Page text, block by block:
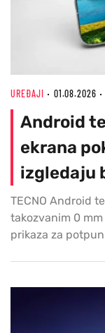
UREĐAJI 01.08.2026
Android
ekrana
izgledaju
TECNO Android
takozvanim 0
prikaza za